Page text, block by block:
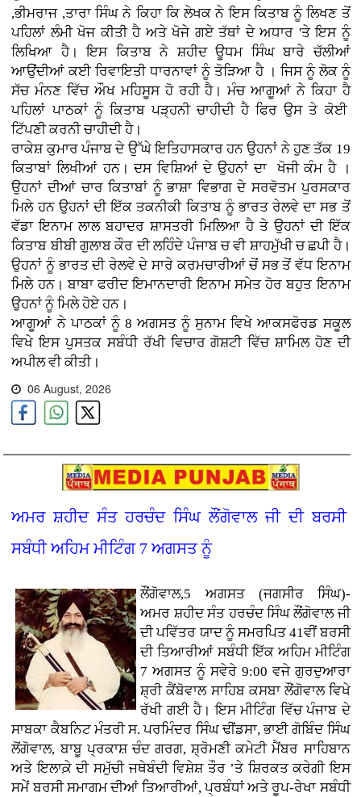
,ਭੀਮਰਾਜ ,ਤਾਰਾ ਸਿੰਘ ਨੇ ਕਿਹਾ ਕਿ ਲੇਖਕ ਨੇ ਇਸ ਕਿਤਾਬ ਨੂੰ ਲਿਖਣ ਤੋਂ
ਪਹਿਲਾਂ ਲੰਮੀ ਖੋਜ ਕੀਤੀ ਹੈ ਅਤੇ ਖੋਜੇ ਗਏ ਤੱਥਾਂ ਦੇ ਅਧਾਰ 'ਤੇ ਇਸ ਨੂੰ
ਲਿਖਿਆ ਹੈ। ਇਸ ਕਿਤਾਬ ਨੇ ਸ਼ਹੀਦ ਊਧਮ ਸਿੰਘ ਬਾਰੇ ਚੱਲੀਆਂ
ਆਉਂਦੀਆਂ ਕਈ ਰਿਵਾਇਤੀ ਧਾਰਨਾਵਾਂ ਨੂੰ ਤੋੜਿਆ ਹੈ । ਜਿਸ ਨੂੰ ਲੋਕ ਨੂੰ
ਸੱਚ ਮੰਨਣ ਵਿੱਚ ਔਖ ਮਹਿਸੂਸ ਹੋ ਰਹੀ ਹੈ। ਮੰਚ ਆਗੂਆਂ ਨੇ ਕਿਹਾ ਹੈ
ਪਹਿਲਾਂ ਪਾਠਕਾਂ ਨੂੰ ਕਿਤਾਬ ਪੜ੍ਹਨੀ ਚਾਹੀਦੀ ਹੈ ਫਿਰ ਉਸ ਤੇ ਕੋਈ
ਟਿੱਪਣੀ ਕਰਨੀ ਚਾਹੀਦੀ ਹੈ।
ਰਾਕੇਸ਼ ਕੁਮਾਰ ਪੰਜਾਬ ਦੇ ਉੱਘੇ ਇਤਿਹਾਸਕਾਰ ਹਨ ਉਹਨਾਂ ਨੇ ਹੁਣ ਤੱਕ 19
ਕਿਤਾਬਾਂ ਲਿਖੀਆਂ ਹਨ। ਦਸ ਵਿਸ਼ਿਆਂ ਦੇ ਉਹਨਾਂ ਦਾ ਖੋਜੀ ਕੰਮ ਹੈ ।
ਉਹਨਾਂ ਦੀਆਂ ਚਾਰ ਕਿਤਾਬਾਂ ਨੂੰ ਭਾਸ਼ਾ ਵਿਭਾਗ ਦੇ ਸਰਵੋਤਮ ਪੁਰਸਕਾਰ
ਮਿਲੇ ਹਨ ਉਹਨਾਂ ਦੀ ਇੱਕ ਤਕਨੀਕੀ ਕਿਤਾਬ ਨੂੰ ਭਾਰਤ ਰੇਲਵੇ ਦਾ ਸਭ ਤੋਂ
ਵੱਡਾ ਇਨਾਮ ਲਾਲ ਬਹਾਦਰ ਸ਼ਾਸਤਰੀ ਮਿਲਿਆ ਹੈ ਤੇ ਉਹਨਾਂ ਦੀ ਇੱਕ
ਕਿਤਾਬ ਬੀਬੀ ਗੁਲਾਬ ਕੌਰ ਦੀ ਲਹਿੰਦੇ ਪੰਜਾਬ ਚ ਵੀ ਸ਼ਾਹਮੁੱਖੀ ਚ ਛਪੀ ਹੈ।
ਉਹਨਾਂ ਨੂੰ ਭਾਰਤ ਦੀ ਰੇਲਵੇ ਦੇ ਸਾਰੇ ਕਰਮਚਾਰੀਆਂ ਚੋਂ ਸਭ ਤੋਂ ਵੱਧ ਇਨਾਮ
ਮਿਲੇ ਹਨ। ਬਾਬਾ ਫਰੀਦ ਇਮਾਨਦਾਰੀ ਇਨਾਮ ਸਮੇਤ ਹੋਰ ਬਹੁਤ ਇਨਾਮ
ਉਹਨਾਂ ਨੂੰ ਮਿਲੇ ਹੋਏ ਹਨ।
ਆਗੂਆਂ ਨੇ ਪਾਠਕਾਂ ਨੂੰ 8 ਅਗਸਤ ਨੂੰ ਸੁਨਾਮ ਵਿਖੇ ਆਕਸਫੋਰਡ ਸਕੂਲ
ਵਿਖੇ ਇਸ ਪੁਸਤਕ ਸਬੰਧੀ ਰੱਖੀ ਵਿਚਾਰ ਗੋਸ਼ਟੀ ਵਿੱਚ ਸ਼ਾਮਿਲ ਹੋਣ ਦੀ
ਅਪੀਲ ਵੀ ਕੀਤੀ।
06 August, 2026
ਅਮਰ ਸ਼ਹੀਦ ਸੰਤ ਹਰਚੰਦ ਸਿੰਘ ਲੌਂਗੋਵਾਲ ਜੀ ਦੀ ਬਰਸੀ
ਸਬੰਧੀ ਅਹਿਮ ਮੀਟਿੰਗ 7 ਅਗਸਤ ਨੂੰ
ਲੌਂਗੋਵਾਲ,5 ਅਗਸਤ (ਜਗਸੀਰ ਸਿੰਘ)-
ਅਮਰ ਸ਼ਹੀਦ ਸੰਤ ਹਰਚੰਦ ਸਿੰਘ ਲੌਂਗੋਵਾਲ ਜੀ
ਦੀ ਪਵਿੱਤਰ ਯਾਦ ਨੂੰ ਸਮਰਪਿਤ 41ਵੀਂ ਬਰਸੀ
ਦੀ ਤਿਆਰੀਆਂ ਸਬੰਧੀ ਇੱਕ ਅਹਿਮ ਮੀਟਿੰਗ
7 ਅਗਸਤ ਨੂੰ ਸਵੇਰੇ 9:00 ਵਜੇ ਗੁਰਦੁਆਰਾ
ਸ਼੍ਰੀ ਕੈਂਬੋਵਾਲ ਸਾਹਿਬ ਕਸਬਾ ਲੌਂਗੋਵਾਲ ਵਿਖੇ
ਰੱਖੀ ਗਈ ਹੈ। ਇਸ ਮੀਟਿੰਗ ਵਿੱਚ ਪੰਜਾਬ ਦੇ
ਸਾਬਕਾ ਕੈਬਨਿਟ ਮੰਤਰੀ ਸ. ਪਰਮਿੰਦਰ ਸਿੰਘ ਢੀਂਡਸਾ, ਭਾਈ ਗੋਬਿੰਦ ਸਿੰਘ
ਲੋਂਗੋਵਾਲ, ਬਾਬੂ ਪ੍ਰਕਾਸ਼ ਚੰਦ ਗਰਗ, ਸ਼੍ਰੋਮਣੀ ਕਮੇਟੀ ਮੈਂਬਰ ਸਾਹਿਬਾਨ
ਅਤੇ ਇਲਾਕ਼ੇ ਦੀ ਸਮੁੱਚੀ ਜਥੇਬੰਦੀ ਵਿਸ਼ੇਸ਼ ਤੌਰ ’ਤੇ ਸ਼ਿਰਕਤ ਕਰੇਗੀ ਇਸ
ਸਮੇਂ ਬਰਸੀ ਸਮਾਗਮ ਦੀਆਂ ਤਿਆਰੀਆਂ, ਪ੍ਰਬੰਧਾਂ ਅਤੇ ਰੂਪ-ਰੇਖਾ ਸਬੰਧੀ